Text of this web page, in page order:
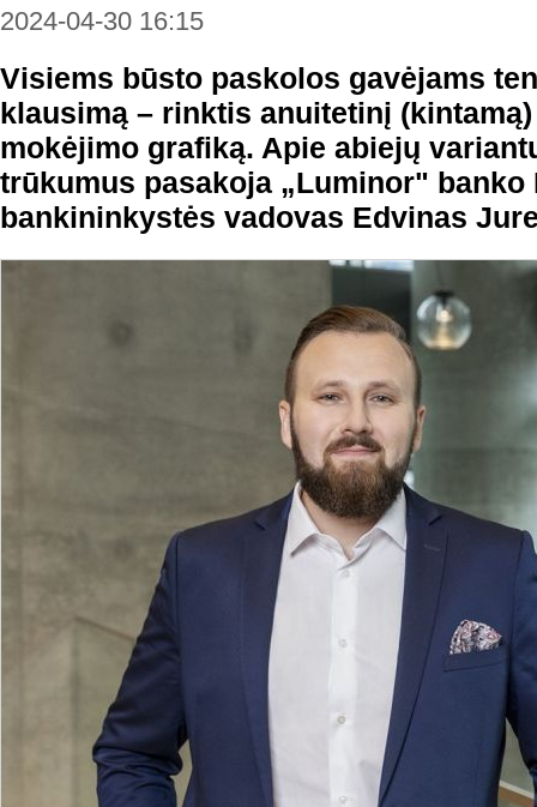
2024-04-30 16:15
Visiems būsto paskolos gavėjams
klausimą – rinktis anuitetinį
mokėjimo grafiką. Apie abiejų
trūkumus pasakoja „Luminor" banko
bankininkystės vadovas Edvinas